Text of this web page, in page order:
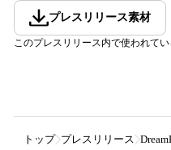
プレスリリース素材
このプレスリリース内で使われて
トップ プレスリリース